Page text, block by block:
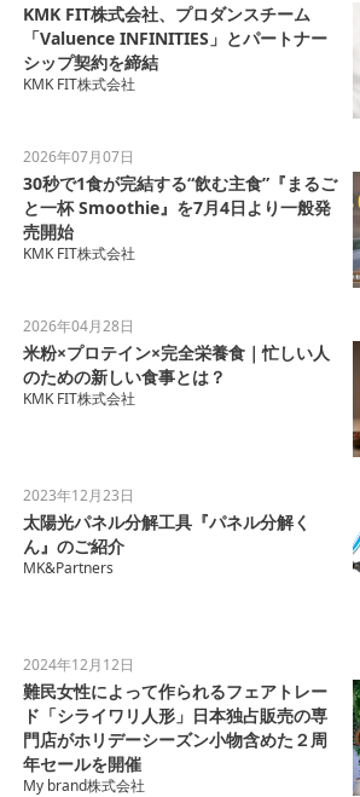
KMK FIT株式会社、プロダンスチーム
「Valuence INFINITIES」とパートナー
シップ契約を締結
KMK FIT株式会社
2026年07月07日
30秒で1食が完結する“飲む主食”『まるご
と一杯 Smoothie』を7月4日より一般発
売開始
KMK FIT株式会社
2026年04月28日
米粉×プロテイン×完全栄養食｜忙しい人
のための新しい食事とは？
KMK FIT株式会社
2023年12月23日
太陽光パネル分解工具『パネル分解く
ん』のご紹介
MK&Partners
2024年12月12日
難民女性によって作られるフェアトレー
ド「シライワリ人形」日本独占販売の専
門店がホリデーシーズン小物含めた２周
年セールを開催
My brand株式会社